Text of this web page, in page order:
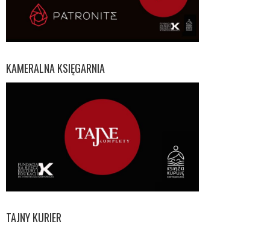
KAMERALNA KSIĘGARNIA
TAJNY KURIER